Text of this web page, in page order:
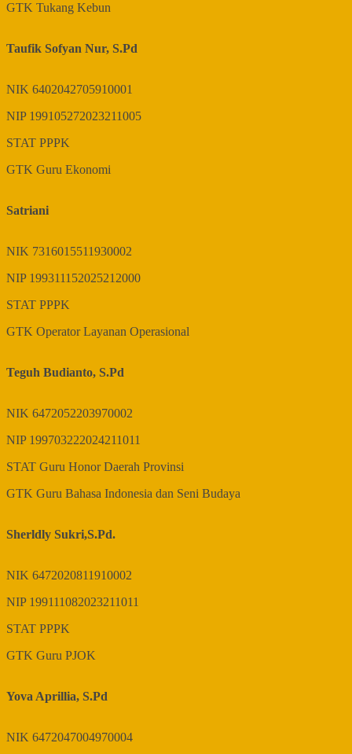
GTK Tukang Kebun
Taufik Sofyan Nur, S.Pd
NIK 6402042705910001
NIP 199105272023211005
STAT PPPK
GTK Guru Ekonomi
Satriani
NIK 7316015511930002
NIP 199311152025212000
STAT PPPK
GTK Operator Layanan Operasional
Teguh Budianto, S.Pd
NIK 6472052203970002
NIP 199703222024211011
STAT Guru Honor Daerah Provinsi
GTK Guru Bahasa Indonesia dan Seni Budaya
Sherldly Sukri,S.Pd.
NIK 6472020811910002
NIP 199111082023211011
STAT PPPK
GTK Guru PJOK
Yova Aprillia, S.Pd
NIK 6472047004970004